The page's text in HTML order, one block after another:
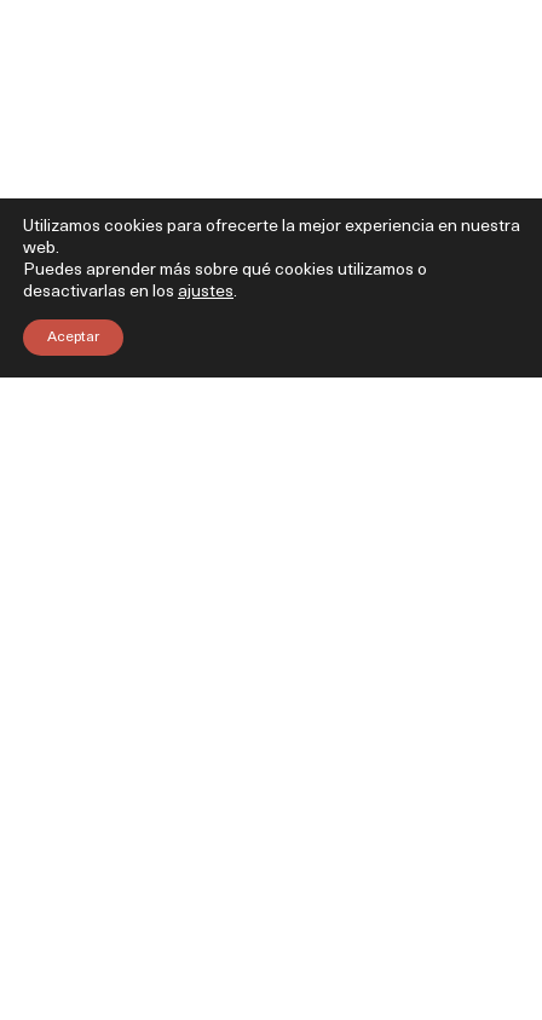
Utilizamos cookies para ofrecerte la mejor experiencia en nuestra
web.
Puedes aprender más sobre qué cookies utilizamos o
desactivarlas en los ajustes.
Aceptar